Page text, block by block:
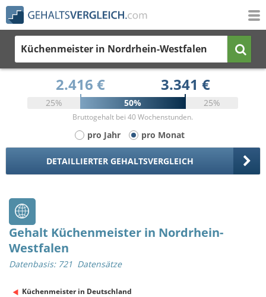
Küchenmeister in Nordrhein-Westfalen
2.416 € 3.341 €
25% 50% 25%
Bruttogehalt bei 40 Wochenstunden.
pro Jahr pro Monat
DETAILLIERTER GEHALTSVERGLEICH
Gehalt Küchenmeister in Nordrhein-
Westfalen
Datenbasis: 721 Datensätze
Küchenmeister in Deutschland